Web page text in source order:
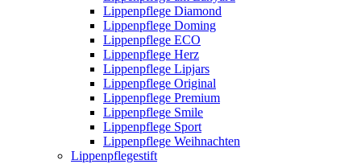
Lippenpflege Diamond
Lippenpflege Doming
Lippenpflege ECO
Lippenpflege Herz
Lippenpflege Lipjars
Lippenpflege Original
Lippenpflege Premium
Lippenpflege Smile
Lippenpflege Sport
Lippenpflege Weihnachten
Lippenpflegestift